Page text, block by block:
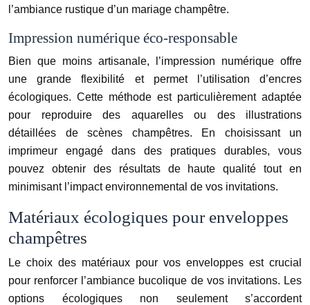
l’ambiance rustique d’un mariage champêtre.
Impression numérique éco-responsable
Bien que moins artisanale, l’impression numérique offre
une grande flexibilité et permet l’utilisation d’encres
écologiques. Cette méthode est particulièrement adaptée
pour reproduire des aquarelles ou des illustrations
détaillées de scènes champêtres. En choisissant un
imprimeur engagé dans des pratiques durables, vous
pouvez obtenir des résultats de haute qualité tout en
minimisant l’impact environnemental de vos invitations.
Matériaux écologiques pour enveloppes
champêtres
Le choix des matériaux pour vos enveloppes est crucial
pour renforcer l’ambiance bucolique de vos invitations. Les
options écologiques non seulement s’accordent